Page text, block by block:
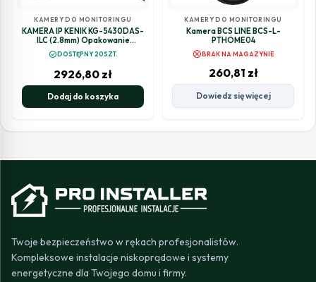
KAMERY DO MONITORINGU
KAMERA IP KENIK KG-5430DAS-
ILC (2.8mm) Opakowanie
zbiorcze 4szt.
check_circleDOSTĘPNY 20SZT.
2926,80 zł
Dodaj do koszyka
KAMERY DO MONITORINGU
Kamera BCS LINE BCS-L-
PTHOME04
cancelBRAK NA MAGAZYNIE
260,81 zł
Dowiedz się więcej
Twoje bezpieczeństwo w rękach profesjonalistów.
Kompleksowe instalacje niskoprądowe i systemy
energetyczne dla Twojego domu i firmy.